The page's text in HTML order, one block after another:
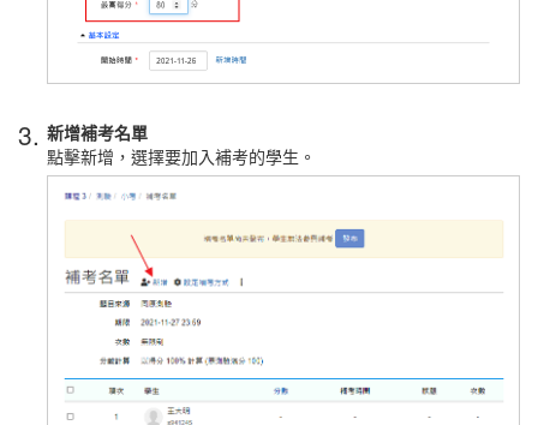
3. 新增補考名單
點擊新增，選擇要加入補考的學生。